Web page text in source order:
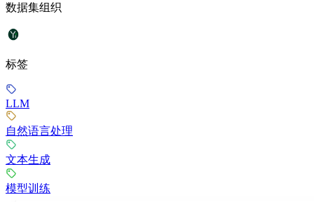
数据集组织
标签
LLM
自然语言处理
文本生成
模型训练